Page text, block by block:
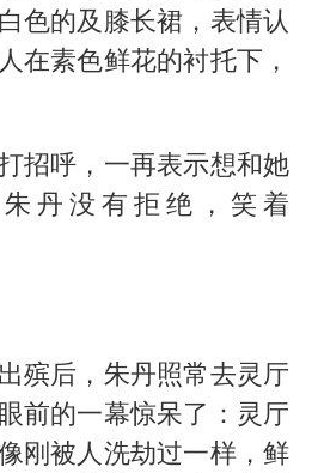
色的及膝长裙，表情认
在素色鲜花的衬托下，
招呼，一再表示想和她
丹没有拒绝，笑着
殡后，朱丹照常去灵厅
前的一幕惊呆了：灵厅
刚被人洗劫过一样，鲜